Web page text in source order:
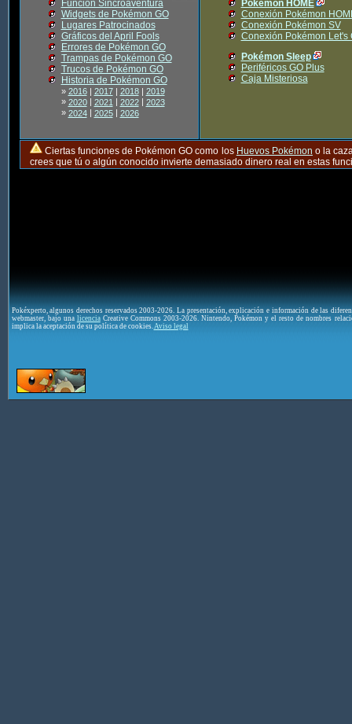
Función Sincroaventura
Widgets de Pokémon GO
Lugares Patrocinados
Gráficos del April Fools
Errores de Pokémon GO
Trampas de Pokémon GO
Trucos de Pokémon GO
Historia de Pokémon GO
» 2016| 2017| 2018| 2019
» 2020| 2021| 2022| 2023
» 2024| 2025| 2026
Pokémon HOME
Conexión Pokémon
Conexión Pokémon SV
Conexión Pokémon Let's
Pokémon Sleep
Periféricos GO Plus
Caja Misteriosa
Ciertas funciones de Pokémon GO como los Huevos Pokémon o la
crees que tú o algún conocido invierte demasiado dinero real en estas
Pokéxperto, algunos derechos reservados 2003-2026. La presentación, explicación e información de las
webmaster, bajo una licenciaCreative Commons 2003-2026. Nintendo, Pokémon y el resto de nombres
implica la aceptación de su política de cookies. Aviso legal